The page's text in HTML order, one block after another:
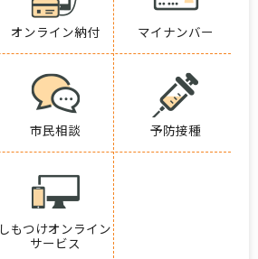
オンライン納付 マイナンバー
市民相談 予防接種
しもつけオンライン
サービス